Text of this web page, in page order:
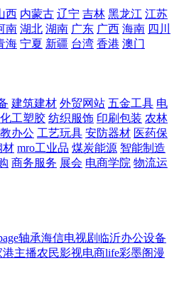
西 内蒙古 辽宁 吉林 黑龙江 江苏
南 湖北 湖南 广东 广西 海南 四川
海 宁夏 新疆 台湾 香港 澳门
建筑建材 外贸网站 五金工具 电
化工塑胶 纺织服饰 印刷包装 农林
办公 工艺玩具 安防器材 医药保
材 mro工业品 煤炭能源 智能制造
商务服务 展会 电商学院 物流运
轴承海信电视剧 临沂办公设备
港主播农民影视电商life彩墨阁漫